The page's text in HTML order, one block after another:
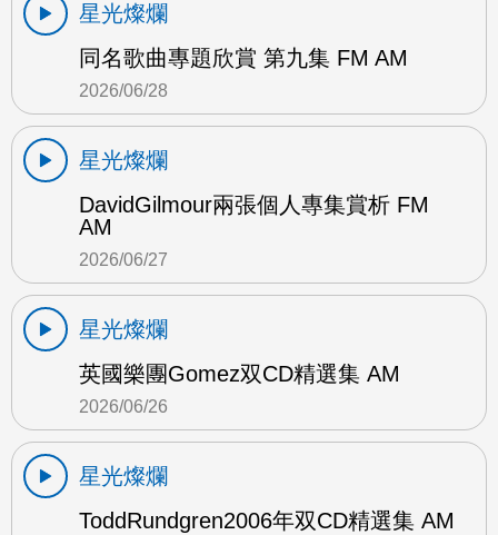
星光燦爛
同名歌曲專題欣賞 第九集 FM AM
2026/06/28
星光燦爛
DavidGilmour兩張個人專集賞析 FM
AM
2026/06/27
星光燦爛
英國樂團Gomez双CD精選集 AM
2026/06/26
星光燦爛
ToddRundgren2006年双CD精選集 AM